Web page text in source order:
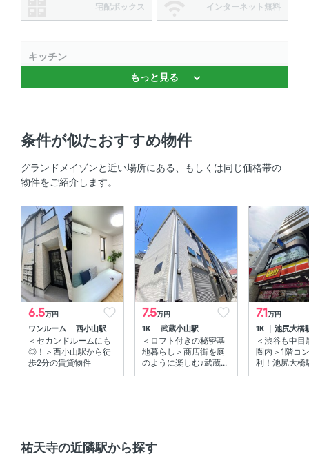
宅配ボックス インターネット無料
キッチン
IHクッキングヒーター
ＴＶモニタ付きインターホン
室内設備
部屋の特徴
全居室フローリング 、 最上階
もっと見る
条件が似たおすすめ物件
グランドメイゾンと近い場所にある、もしくは同じ価格帯の
物件をご紹介します。
6.5万円
ワンルーム 西小山駅
＜セカンドルームにも
◎！＞西小山駅から徒
歩2分の賃貸物件
7.5万円
1K 武蔵小山駅
＜ロフト付きの秘密基
地暮らし＞商店街を庭
のように楽しむ♪武蔵...
7.1万円
1K 池尻大橋
＜渋谷も中目
圏内＞1階コ
利！池尻大橋
祐天寺の近隣駅から探す